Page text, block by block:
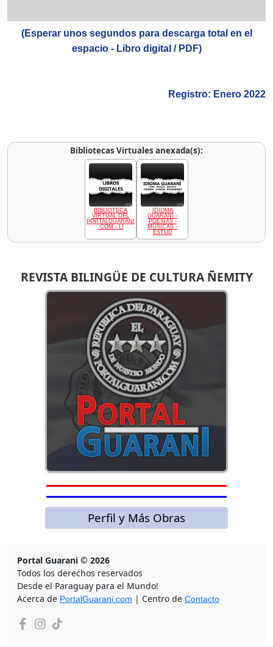
REVISTA BILINGÜE DE CULTURA ÑEMITY
Perfil y Más Obras
(Esperar unos segundos para descarga total en el
espacio - Libro digital / PDF)
Registro: Enero 2022
Bibliotecas Virtuales anexada(s):
BIBLIOTECA
VIRTUAL DEL
PORTALGUARANI
.COM - LI
IDIOMA
GUARANÍ -
POESÍAS -
MÚSICAS -
ESTUD
Portal Guarani © 2026
Todos los derechos reservados
Desde el Paraguay para el Mundo!
Acerca de PortalGuarani.com | Centro de Contacto